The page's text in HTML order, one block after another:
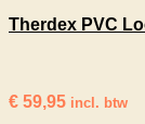
Therdex PVC
€ 59,95 incl. btw